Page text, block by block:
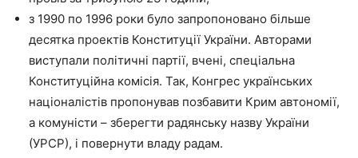
з 1990 по 1996 роки було запропоновано більше
десятка проектів Конституції України. Авторами
виступали політичні партії, вчені, спеціальна
Конституційна комісія. Так, Конгрес українських
націоналістів пропонував позбавити Крим автономії,
а комуністи – зберегти радянську назву України
(УРСР), і повернути владу радам.